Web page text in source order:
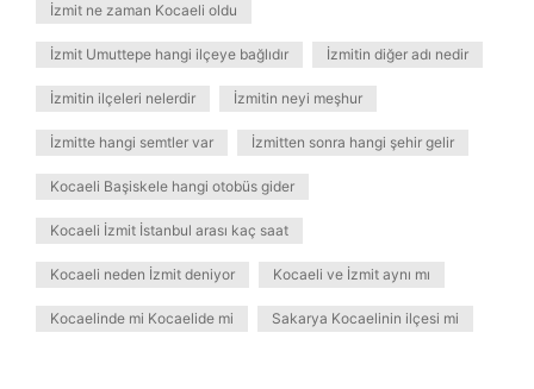
İzmit ne zaman Kocaeli oldu
İzmit Umuttepe hangi ilçeye bağlıdır İzmitin diğer adı nedir
İzmitin ilçeleri nelerdir İzmitin neyi meşhur
İzmitte hangi semtler var İzmitten sonra hangi şehir gelir
Kocaeli Başiskele hangi otobüs gider
Kocaeli İzmit İstanbul arası kaç saat
Kocaeli neden İzmit deniyor Kocaeli ve İzmit aynı mı
Kocaelinde mi Kocaelide mi Sakarya Kocaelinin ilçesi mi